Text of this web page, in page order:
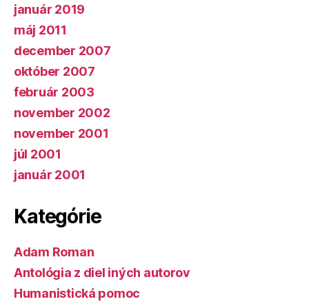
január 2019
máj 2011
december 2007
október 2007
február 2003
november 2002
november 2001
júl 2001
január 2001
Kategórie
Adam Roman
Antológia z diel iných autorov
Humanistická pomoc